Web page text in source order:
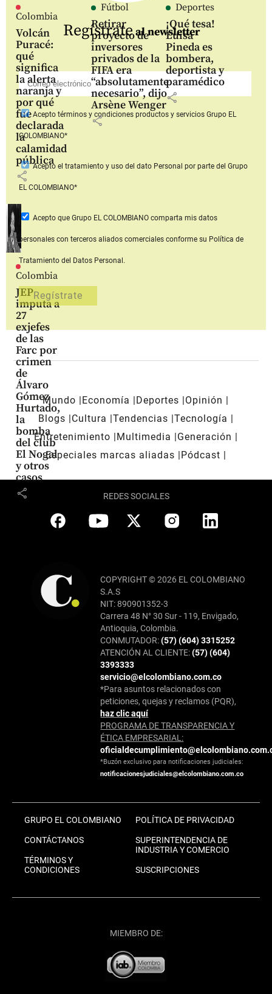
Colombia
Volcán
Puracé:
qué
significa
la alerta
naranja y
por qué
fue
declarada
la
calamidad
pública
share
Fútbol
Retirar
proyecto de
inversores
privados de la
FIFA era
“absolutamente
necesario”, dijo
Arsène Wenger
share
Deportes
¡Qué tesa!
Luisa
Pineda es
bombera,
deportista y
paramédico
share
Colombia
JEP
imputa a
27
exjefes
de las
Farc por
crimen
de
Álvaro
Gómez
Hurtado,
la
bomba
del club
El Nogal
y otros
casos
share
Regístrateal newsletter
Aceptotérminos y condiciones productos y serviciosGrupo EL
COLOMBIANO*
Acepto el tratamiento y uso del dato Personal por parte del Grupo
EL COLOMBIANO*
Acepto que Grupo EL COLOMBIANOcomparta mis datos
personales con terceros aliados comerciales conforme su Política de
Tratamiento del Datos Personal.
Mundo Economía Deportes
Opinión
Blogs
Cultura Tendencias Tecnología
Entretenimiento
Multimedia
Generación
Especiales marcas aliadas
Pódcast
REDES SOCIALES
COPYRIGHT © 2026 EL COLOMBIANO
S.A.S
NIT: 890901352-3
Carrera 48 N° 30 Sur - 119, Envigado,
Antioquia, Colombia.
CONMUTADOR:(57) (604) 3315252
ATENCIÓN AL CLIENTE:(57) (604)
3393333
servicio@elcolombiano.com.co
*Para asuntos relacionados con
peticiones, quejas y reclamos (PQR),
haz clic aquí
PROGRAMA DE TRANSPARENCIA Y
ÉTICA EMPRESARIAL:
*Buzón exclusivo para notificaciones judiciales:
notificacionesjudiciales@elcolombiano.com.co
GRUPO EL COLOMBIANO
CONTÁCTANOS
TÉRMINOS Y
CONDICIONES
POLÍTICA DE PRIVACIDAD
SUPERINTENDENCIA DE
INDUSTRIA Y COMERCIO
SUSCRIPCIONES
MIEMBRO DE: